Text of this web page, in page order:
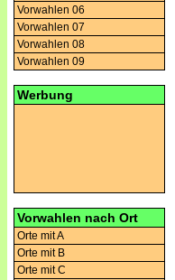
Vorwahlen 06
Vorwahlen 07
Vorwahlen 08
Vorwahlen 09
Werbung
Vorwahlen nach Ort
Orte mit A
Orte mit B
Orte mit C